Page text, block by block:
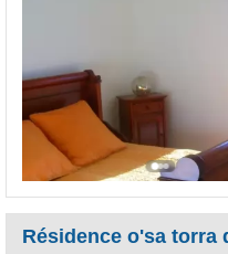
Résidence o'sa torra